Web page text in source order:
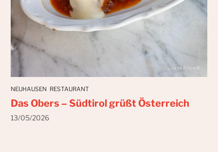
NEUHAUSEN RESTAURANT
Das Obers – Südtirol grüßt Österreich
13/05/2026